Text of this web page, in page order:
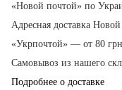
«Новой почтой» по
Адресная доставка
«Укрпочтой» — от 80
Самовывоз из нашего
Подробнее о доставке